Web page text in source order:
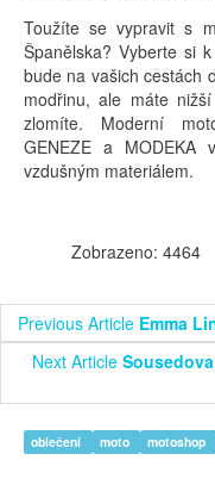
Toužíte se vypravit s
Španělska? Vyberte si
bude na vašich cestách
modřinu, ale máte
zlomíte. Moderní
GENEZE a MODEKA
vzdušným materiálem.
Zobrazeno: 4464
Previous Article Emma
Next Article
oblečení moto motoshop